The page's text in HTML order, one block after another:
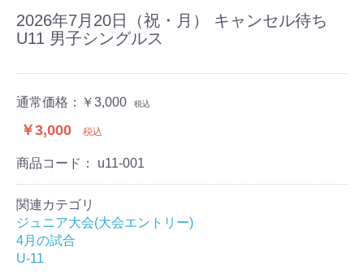
2026年7月20日（祝・月） キャンセル待ち
U11 男子シングルス
通常価格： ￥3,000 税込
￥3,000 税込
商品コード： u11-001
関連カテゴリ
ジュニア大会(大会エントリー)
4月の試合
U-11